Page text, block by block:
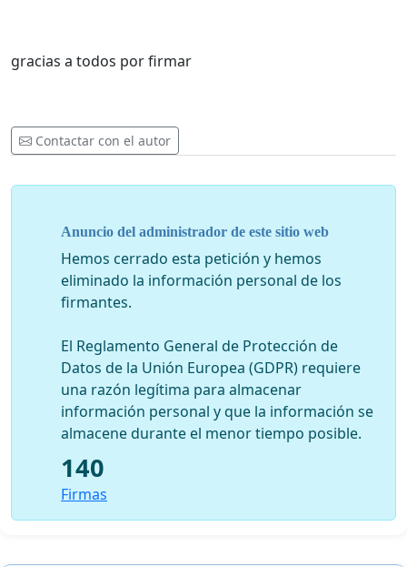
gracias a todos por firmar
Contactar con el autor
Anuncio del administrador de este sitio web
Hemos cerrado esta petición y hemos
eliminado la información personal de los
firmantes.
El Reglamento General de Protección de
Datos de la Unión Europea (GDPR) requiere
una razón legítima para almacenar
información personal y que la información se
almacene durante el menor tiempo posible.
140
Firmas